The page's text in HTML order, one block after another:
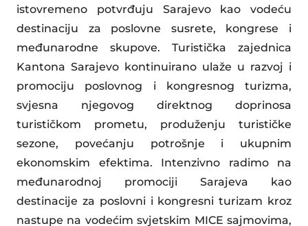
istovremeno potvrđuju Sarajevo kao vodeću
destinaciju za poslovne susrete, kongrese i
međunarodne skupove. Turistička zajednica
Kantona Sarajevo kontinuirano ulaže u razvoj i
promociju poslovnog i kongresnog turizma,
svjesna njegovog direktnog doprinosa
turističkom prometu, produženju turističke
sezone, povećanju potrošnje i ukupnim
ekonomskim efektima. Intenzivno radimo na
međunarodnoj promociji Sarajeva kao
destinacije za poslovni i kongresni turizam kroz
nastupe na vodećim svjetskim MICE sajmovima,